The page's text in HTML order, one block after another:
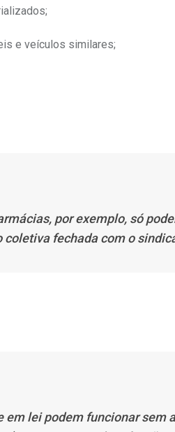
e veículos similares;
por exemplo, só
fechada com o
lei podem funcionar sem